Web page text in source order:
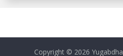
Copyright © 2026Yugabdha